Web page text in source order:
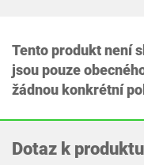
Tento produkt není
jsou pouze
žádnou konkrétní
Dotaz k produktu